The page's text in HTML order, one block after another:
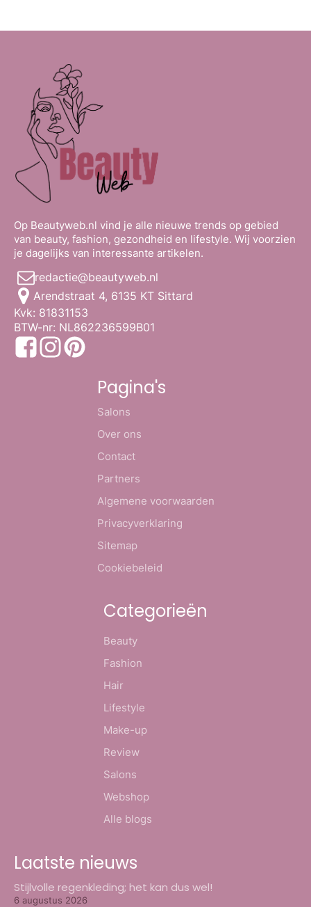
Op Beautyweb.nl vind je alle nieuwe trends op gebied
van beauty, fashion, gezondheid en lifestyle. Wij voorzien
je dagelijks van interessante artikelen.
redactie@beautyweb.nl
Arendstraat 4, 6135 KT Sittard
Kvk: 81831153
BTW-nr: NL862236599B01
Pagina's
Salons
Over ons
Contact
Partners
Algemene voorwaarden
Privacyverklaring
Sitemap
Cookiebeleid
Categorieën
Beauty
Fashion
Hair
Lifestyle
Make-up
Review
Salons
Webshop
Alle blogs
Laatste nieuws
Stijlvolle regenkleding; het kan dus wel!
6 augustus 2026